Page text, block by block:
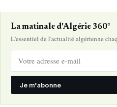
La matinale d'Algérie 360°
L'essentiel de l'actualité algérienne
Je m'abonne